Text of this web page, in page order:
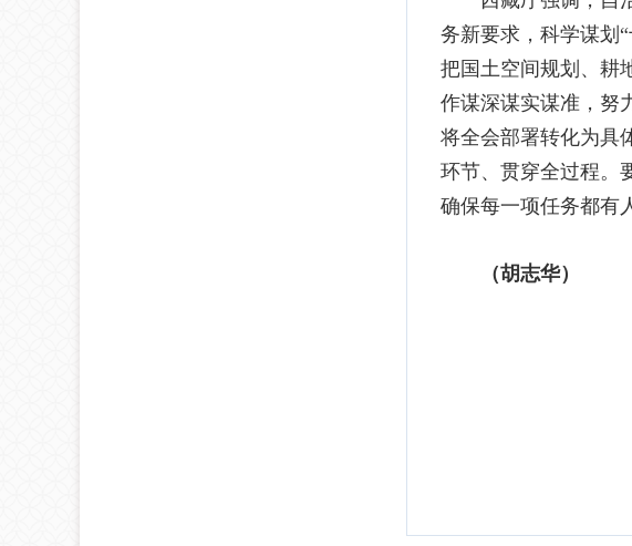
务新要求，科学谋划
把国土空间规划、耕
作谋深谋实谋准，努
将全会部署转化为具
环节、贯穿全过程。
确保每一项任务都有
（胡志华）